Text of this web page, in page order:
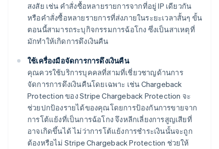
สงสัย เช่น คําสั่งซื้อหลายรายการจากที่อยู่ IP เดียวกัน
หรือคําสั่งซื้อหลายรายการที่ส่งภายในระยะเวลาสั้นๆ ขั้น
ตอนนี้สามารถระบุกิจกรรมการฉ้อโกง ซึ่งเป็นสาเหตุที่
มักทำให้เกิดการดึงเงินคืน
ใช้เครื่องมือจัดการการดึงเงินคืน
คุณควรใช้บริการบุคคลที่สามที่เชี่ยวชาญด้านการ
จัดการการดึงเงินคืนโดยเฉพาะ เช่น Chargeback
Protection ของ Stripe Chargeback Protection จะ
ช่วยปกป้องรายได้ของคุณโดยการป้องกันการขายจาก
การโต้แย้งที่เป็นการฉ้อโกง จึงหลีกเลี่ยงการสูญเสียที่
อาจเกิดขึ้นได้ ไม่ว่าการโต้แย้งการชําระเงินนั้นจะถูก
ต้องหรือไม่ Stripe Chargeback Protection ช่วยให้